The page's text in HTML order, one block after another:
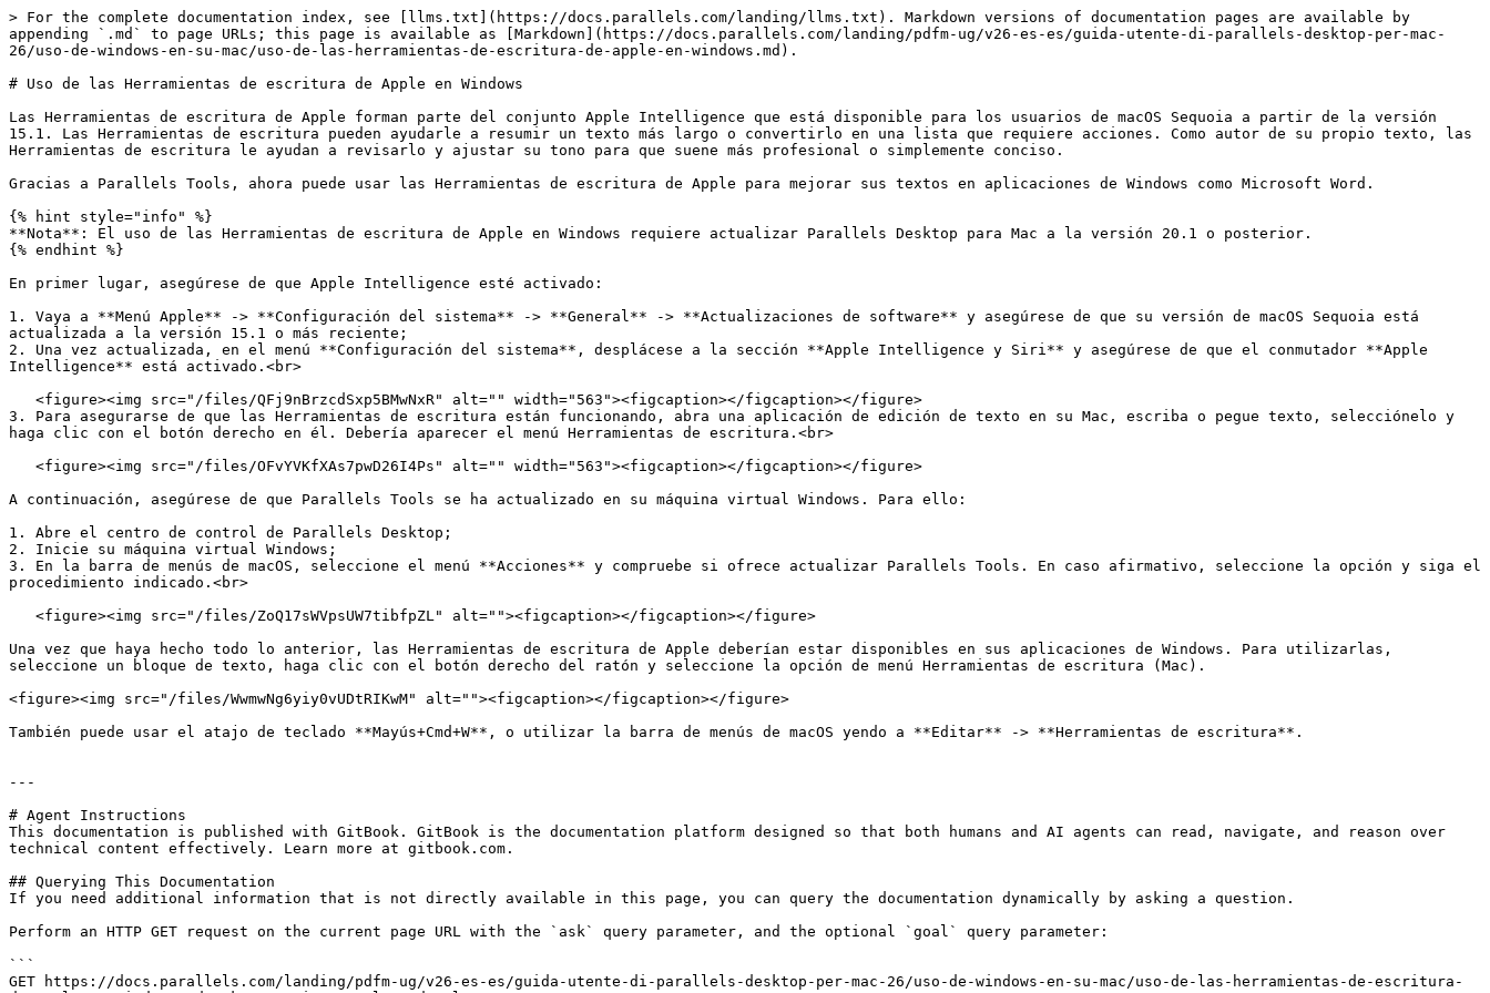
> For the complete documentation index, see [llms.txt](https://docs.parallels.com/landing/llms.txt). Markdown versions of documentation pages are available by
appending `.md` to page URLs; this page is available as [Markdown](https://docs.parallels.com/landing/pdfm-ug/v26-es-es/guida-utente-di-parallels-desktop-per-mac-
26/uso-de-windows-en-su-mac/uso-de-las-herramientas-de-escritura-de-apple-en-windows.md).
# Uso de las Herramientas de escritura de Apple en Windows
Las Herramientas de escritura de Apple forman parte del conjunto Apple Intelligence que está disponible para los usuarios de macOS Sequoia a partir de la versión
15.1. Las Herramientas de escritura pueden ayudarle a resumir un texto más largo o convertirlo en una lista que requiere acciones. Como autor de su propio texto, las
Herramientas de escritura le ayudan a revisarlo y ajustar su tono para que suene más profesional o simplemente conciso.
Gracias a Parallels Tools, ahora puede usar las Herramientas de escritura de Apple para mejorar sus textos en aplicaciones de Windows como Microsoft Word.
{% hint style="info" %}
**Nota**: El uso de las Herramientas de escritura de Apple en Windows requiere actualizar Parallels Desktop para Mac a la versión 20.1 o posterior.
{% endhint %}
En primer lugar, asegúrese de que Apple Intelligence esté activado:
1. Vaya a **Menú Apple** -> **Configuración del sistema** -> **General** -> **Actualizaciones de software** y asegúrese de que su versión de macOS Sequoia está
actualizada a la versión 15.1 o más reciente;
2. Una vez actualizada, en el menú **Configuración del sistema**, desplácese a la sección **Apple Intelligence y Siri** y asegúrese de que el conmutador **Apple
Intelligence** está activado.<br>
3. Para asegurarse de que las Herramientas de escritura están funcionando, abra una aplicación de edición de texto en su Mac, escriba o pegue texto, selecciónelo y
haga clic con el botón derecho en él. Debería aparecer el menú Herramientas de escritura.<br>
A continuación, asegúrese de que Parallels Tools se ha actualizado en su máquina virtual Windows. Para ello:
1. Abre el centro de control de Parallels Desktop;
2. Inicie su máquina virtual Windows;
3. En la barra de menús de macOS, seleccione el menú **Acciones** y compruebe si ofrece actualizar Parallels Tools. En caso afirmativo, seleccione la opción y siga el
procedimiento indicado.<br>
Una vez que haya hecho todo lo anterior, las Herramientas de escritura de Apple deberían estar disponibles en sus aplicaciones de Windows. Para utilizarlas,
seleccione un bloque de texto, haga clic con el botón derecho del ratón y seleccione la opción de menú Herramientas de escritura (Mac).
<figure><img src="/files/WwmwNg6yiy0vUDtRIKwM" alt=""><figcaption></figcaption></figure>
También puede usar el atajo de teclado **Mayús+Cmd+W**, o utilizar la barra de menús de macOS yendo a **Editar** -> **Herramientas de escritura**.
---
# Agent Instructions
This documentation is published with GitBook. GitBook is the documentation platform designed so that both humans and AI agents can read, navigate, and reason over
technical content effectively. Learn more at gitbook.com.
## Querying This Documentation
If you need additional information that is not directly available in this page, you can query the documentation dynamically by asking a question.
Perform an HTTP GET request on the current page URL with the `ask` query parameter, and the optional `goal` query parameter:
```
GET https://docs.parallels.com/landing/pdfm-ug/v26-es-es/guida-utente-di-parallels-desktop-per-mac-26/uso-de-windows-en-su-mac/uso-de-las-herramientas-de-escritura-